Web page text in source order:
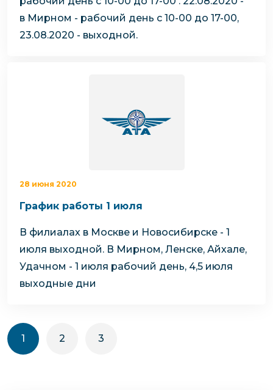
в Мирном - рабочий день с 10-00 до 17-00,
23.08.2020 - выходной.
28 июня 2020
График работы 1 июля
В филиалах в Москве и Новосибирске - 1
июля выходной. В Мирном, Ленске, Айхале,
Удачном - 1 июля рабочий день, 4,5 июля
выходные дни
1 2 3